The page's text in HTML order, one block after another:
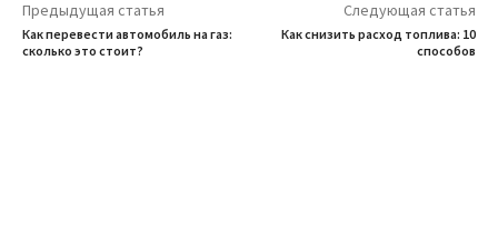
Предыдущая статья
Как перевести автомобиль на газ:
сколько это стоит?
Следующая статья
Как снизить расход топлива: 10
способов